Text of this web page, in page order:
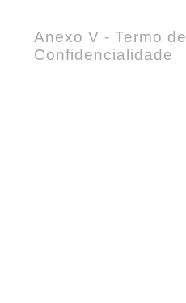
Anexo V - Termo de
Confidencialidade